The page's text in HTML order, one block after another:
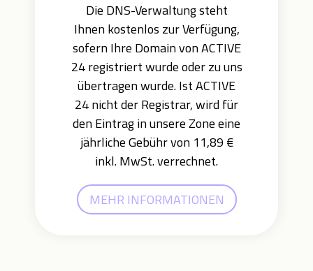
Die DNS-Verwaltung steht
Ihnen kostenlos zur Verfügung,
sofern Ihre Domain von ACTIVE
24 registriert wurde oder zu uns
übertragen wurde. Ist ACTIVE
24 nicht der Registrar, wird für
den Eintrag in unsere Zone eine
jährliche Gebühr von 11,89 €
inkl. MwSt. verrechnet.
MEHR INFORMATIONEN